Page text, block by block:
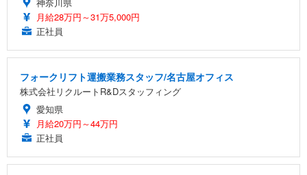
月給28万円～31万5,000円
正社員
フォークリフト運搬業務スタッフ/名古屋オフィス
株式会社リクルートR&Dスタッフィング
愛知県
月給20万円～44万円
正社員